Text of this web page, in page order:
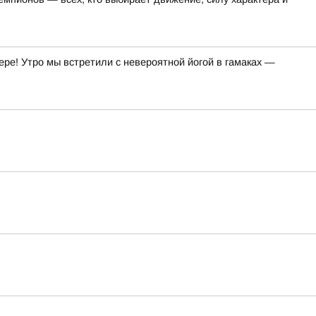
Утро мы встретили с невероятной йогой в гамаках —